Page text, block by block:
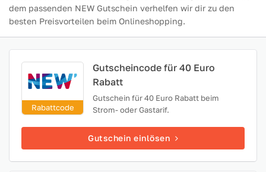
dem passenden NEW Gutschein verhelfen wir dir zu den
besten Preisvorteilen beim Onlineshopping.
Rabattcode
Gutscheincode für 40 Euro
Rabatt
Gutschein für 40 Euro Rabatt beim
Strom- oder Gastarif.
Gutschein einlösen